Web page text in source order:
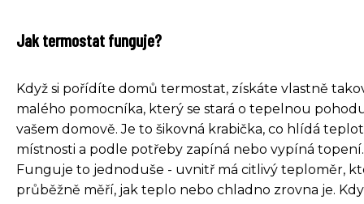
Jak termostat funguje?
Když si pořídíte domů termostat, získáte vlastně
malého pomocníka, který se stará o tepelnou
vašem domově. Je to šikovná krabička, co hlídá
místnosti a podle potřeby zapíná nebo vypíná topení.
Funguje to jednoduše - uvnitř má citlivý teploměr,
průběžně měří, jak teplo nebo chladno zrovna je.